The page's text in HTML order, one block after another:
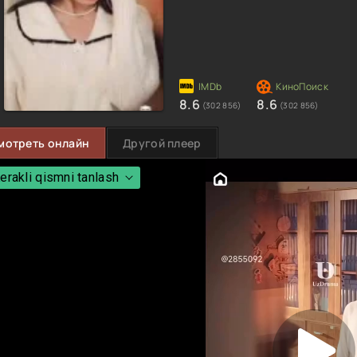
8.6 (302 856) 8.6 (302 856)
онлайн Другой плеер
qismni tanlash